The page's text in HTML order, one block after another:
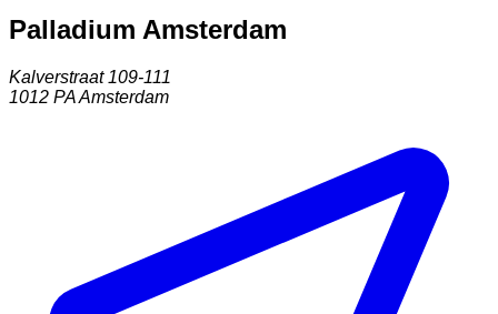
Palladium Amsterdam
Kalverstraat 109-111
1012 PAAmsterdam